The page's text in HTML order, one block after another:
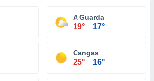
A Guarda
19° 17°
Cangas
25° 16°